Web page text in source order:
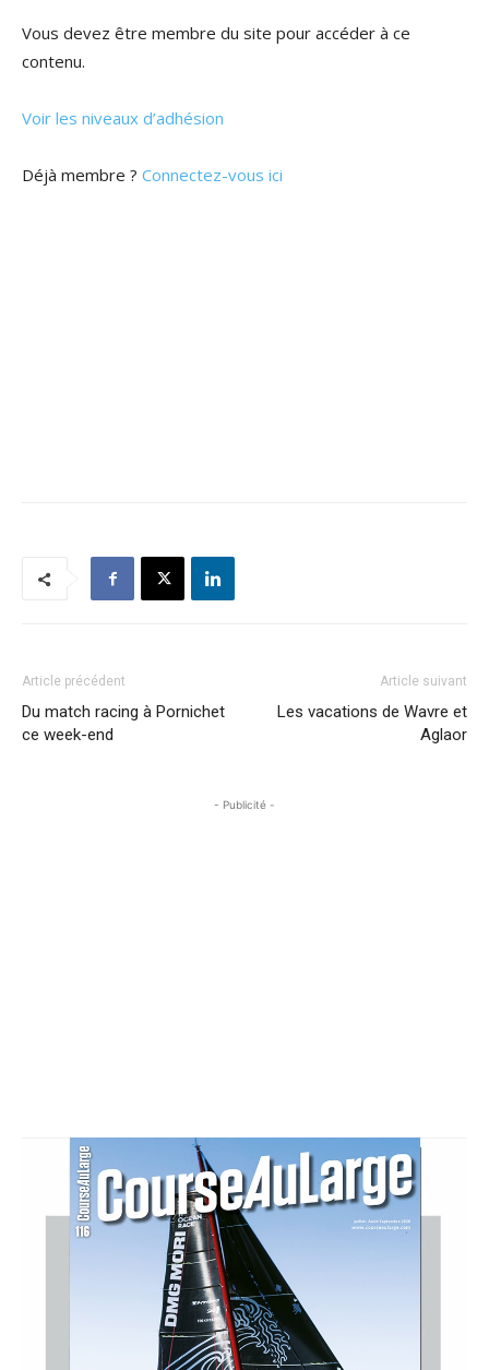
Vous devez être membre du site pour accéder à ce
contenu.
Voir les niveaux d’adhésion
Déjà membre ? Connectez-vous ici
Article précédent
Du match racing à Pornichet
ce week-end
Article suivant
Les vacations de Wavre et
Aglaor
- Publicité -